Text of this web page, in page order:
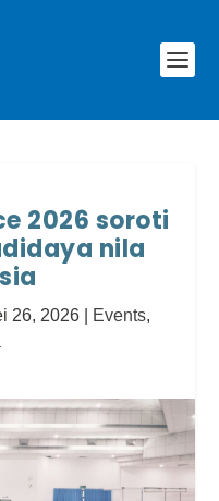
2026 soroti
nila
26, 2026 Events,